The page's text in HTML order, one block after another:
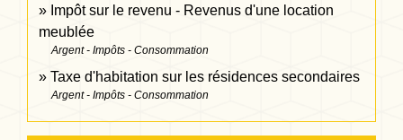
Impôt sur le revenu - Revenus d'une location
meublée
Argent - Impôts - Consommation
Taxe d'habitation sur les résidences secondaires
Argent - Impôts - Consommation